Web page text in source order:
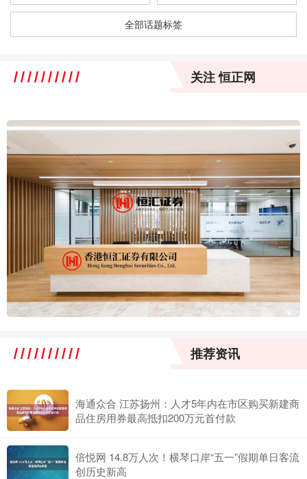
全部话题标签
关注 恒正网
推荐资讯
海通众合 江苏扬州：人才5年内在市区购买新建商
品住房用券最高抵扣200万元首付款
倍悦网 14.8万人次！横琴口岸“五一”假期单日客流
创历史新高